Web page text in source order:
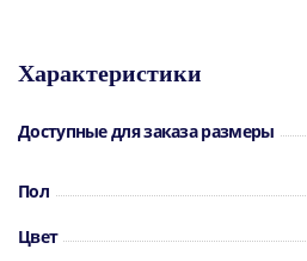
Характеристики
Доступные для заказа размеры
Пол
Цвет